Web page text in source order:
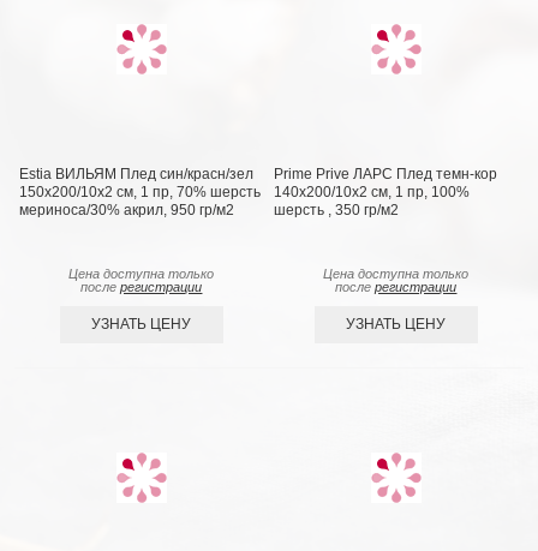
Estia ВИЛЬЯМ Плед син/красн/зел
150х200/10х2 см, 1 пр, 70% шерсть
мериноса/30% акрил, 950 гр/м2
Цена доступна только
послерегистрации
УЗНАТЬ ЦЕНУ
Prime Prive ЛАРС Плед темн-кор
140х200/10х2 см, 1 пр, 100%
шерсть , 350 гр/м2
Цена доступна только
послерегистрации
УЗНАТЬ ЦЕНУ